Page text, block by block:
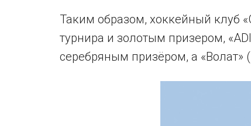
Таким образом, хоккейный клуб
турнира и золотым призером,
серебряным призёром, а «Волат»